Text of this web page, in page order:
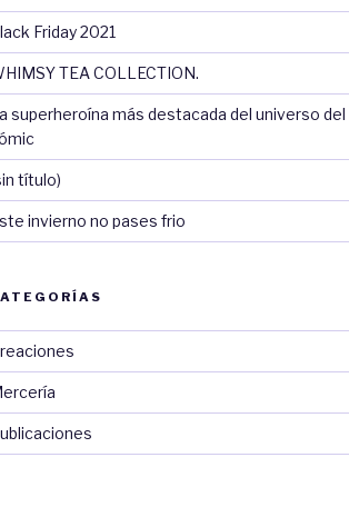
Friday 2021
TEA COLLECTION.
superheroína más destacada del universo del
título)
invierno no pases frio